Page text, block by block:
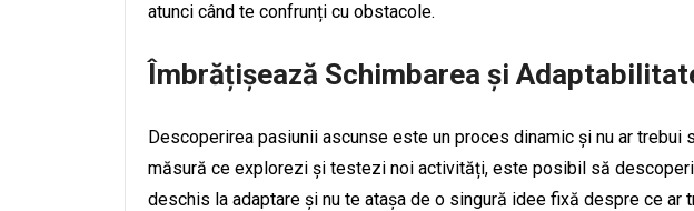
atunci când te confrunți cu obstacole.
Îmbrățișează Schimbarea și
Descoperirea pasiunii ascunse este un proces dinamic și nu ar trebui
măsură ce explorezi și testezi noi activități, este posibil să
deschis la adaptare și nu te atașa de o singură idee fixă despre ce ar